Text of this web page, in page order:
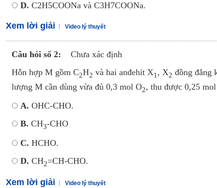
D. C2H5COONa và C3H7COONa.
Xem lời giải Video lý thuyết
Câu hỏi số 2:
Chưa xác định
Hỗn hợp M gồm C2H2 và hai anđehit X­1 , X2 đồng đẳng
lượng M cần dùng vừa đủ 0,3 mol O2, thu được 0,25
A. OHC-CHO.
B. CH3-CHO
C. HCHO.
D. CH2=CH-CHO.
Xem lời giải Video lý thuyết